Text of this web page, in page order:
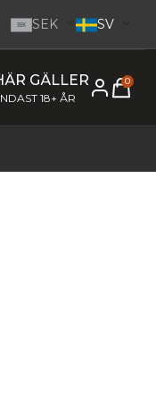
SEK SEK SV
GÄLLER
18+ ÅR
0